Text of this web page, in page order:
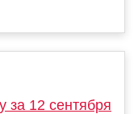
за 12 сентября